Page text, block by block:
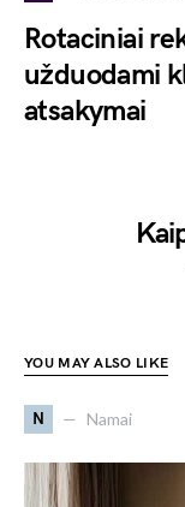
Rotaciniai
užduodami
atsakymai
YOU MAY ALSO LIKE
N Namai